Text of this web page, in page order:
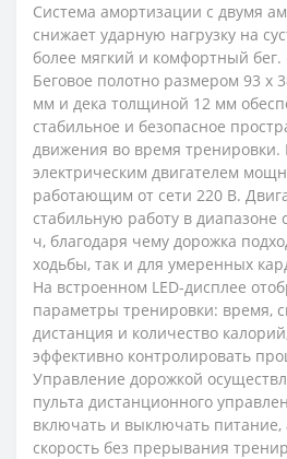
Система амортизации с двумя
снижает ударную нагрузку на
более мягкий и комфортный бег.
Беговое полотно размером 93 х
мм и дека толщиной 12 мм
стабильное и безопасное
движения во время
электрическим двигателем
работающим от сети 220 В.
стабильную работу в диапазоне
ч, благодаря чему дорожка
ходьбы, так и для умеренных
На встроенном LED-дисплее
параметры тренировки: время,
дистанция и количество
эффективно контролировать
Управление дорожкой
пульта дистанционного
включать и выключать питание,
скорость без прерывания